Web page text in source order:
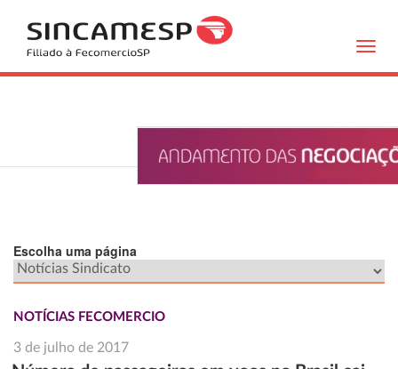
Escolha uma página
NOTÍCIAS FECOMERCIO
3 de julho de 2017